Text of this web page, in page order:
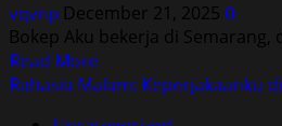
Ambil
oleh
Istri
Bosku
vqvnp December 21, 2025 0
Bokep Aku bekerja di
Read MoreRead
more
Rahasia Malam: Keperjakaanku